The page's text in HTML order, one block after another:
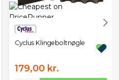
Cyclus Klingeboltnøgle
179,00 kr.